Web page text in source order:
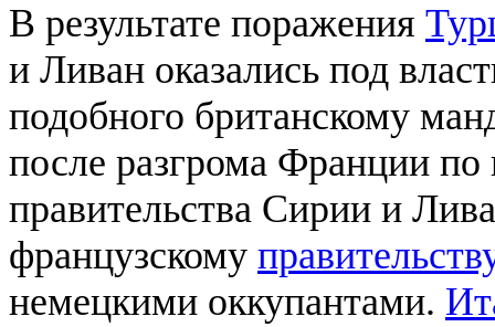
В результате поражения
и Ливан оказались под
подобного британскому
после разгрома Франции
правительства Сирии и
французскому
немецкими оккупантами.